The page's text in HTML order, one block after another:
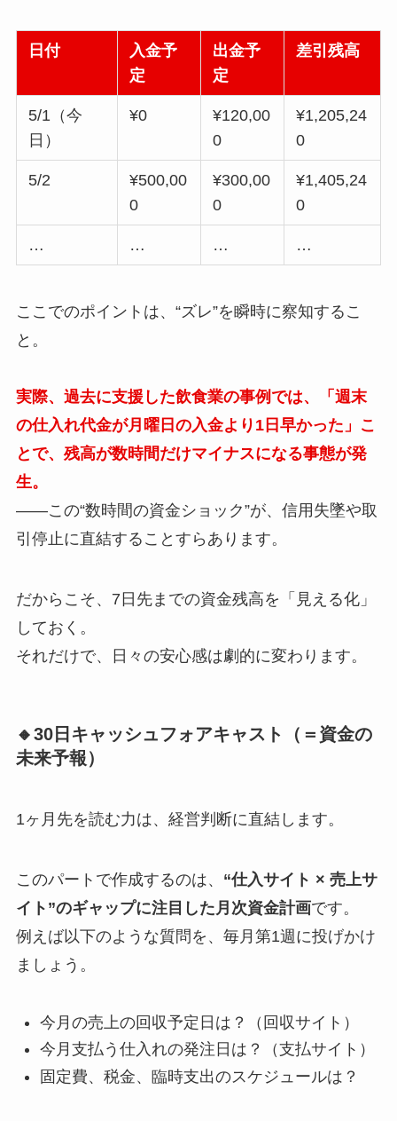
日付
入金予
定
出金予
定
差引残高
5/1（今
日）
¥0
¥120,00
0
¥1,205,24
0
5/2
¥500,00
0
¥300,00
0
¥1,405,24
0
… … … …
ここでのポイントは、“ズレ”を瞬時に察知するこ
と。
実際、過去に支援した飲食業の事例では、「週末
の仕入れ代金が月曜日の入金より1日早かった」こ
とで、残高が数時間だけマイナスになる事態が発
生。
——この“数時間の資金ショック”が、信用失墜や取
引停止に直結することすらあります。
だからこそ、7日先までの資金残高を「見える化」
しておく。
それだけで、日々の安心感は劇的に変わります。
🔸30日キャッシュフォアキャスト（＝資金の
未来予報）
1ヶ月先を読む力は、経営判断に直結します。
このパートで作成するのは、 “仕入サイト × 売上サ
イト”のギャップに注目した月次資金計画です。
例えば以下のような質問を、毎月第1週に投げかけ
ましょう。
今月の売上の回収予定日は？（回収サイト）
今月支払う仕入れの発注日は？（支払サイト）
固定費、税金、臨時支出のスケジュールは？